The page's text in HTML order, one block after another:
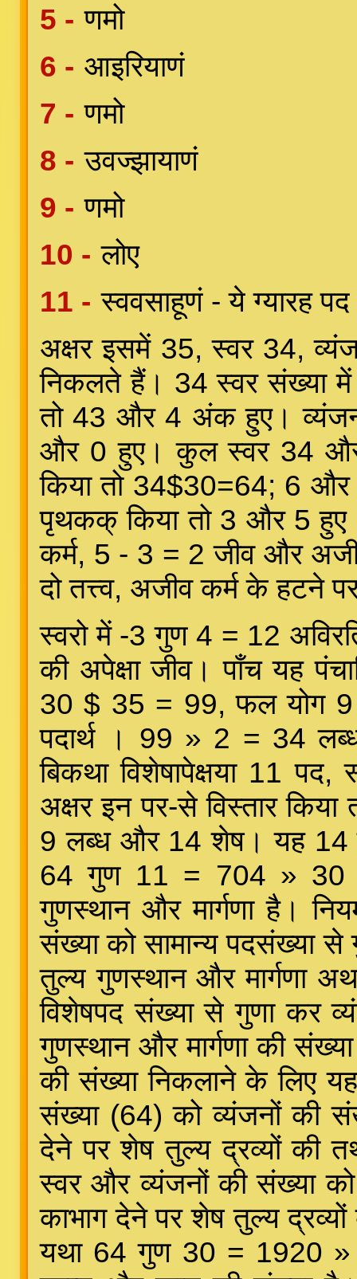
5 - णमो
6 - आइरियाणं
7 - णमो
8 - उवज्झायाणं
9 - णमो
10 - लोए
11 - स्ववसाहूणं - ये ग्यारह
अक्षर इसमें 35, स्वर 34,
निकलते हैं। 34 स्वर संख्या
तो 43 और 4 अंक हुए।
और 0 हुए। कुल स्वर 34
किया तो 34$30=64; 6 और
पृथकक् किया तो 3 और 5
कर्म, 5 - 3 = 2 जीव और
दो तत्त्व, अजीव कर्म के हटने
स्वरो में -3 गुण 4 = 12
की अपेक्षा जीव। पाँच यह
30 $ 35 = 99, फल योग 9
पदार्थ । 99 » 2 = 34
बिकथा विशेषापेक्षया 11
अक्षर इन पर-से विस्तार
9 लब्ध और 14 शेष। यह 14
64 गुण 11 = 704 » 30
गुणस्थान और मार्गणा है।
संख्या को सामान्य पदसंख्या
तुल्य गुणस्थान और मार्गणा
विशेषपद संख्या से गुणा कर
गुणस्थान और मार्गणा की
की संख्या निकलाने के लिए
संख्या (64) को व्यंजनों की
देने पर शेष तुल्य द्रव्यों की
स्वर और व्यंजनों की संख्या
काभाग देने पर शेष तुल्य
यथा 64 गुण 30 = 1920